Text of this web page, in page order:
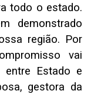
todo o estado.
demonstrado
região. Por
vai
Estado e
gestora da